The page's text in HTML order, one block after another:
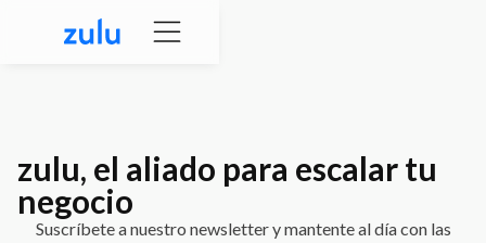
zulu, el aliado para escalar tu
negocio
Suscríbete a nuestro newsletter y mantente al día con las